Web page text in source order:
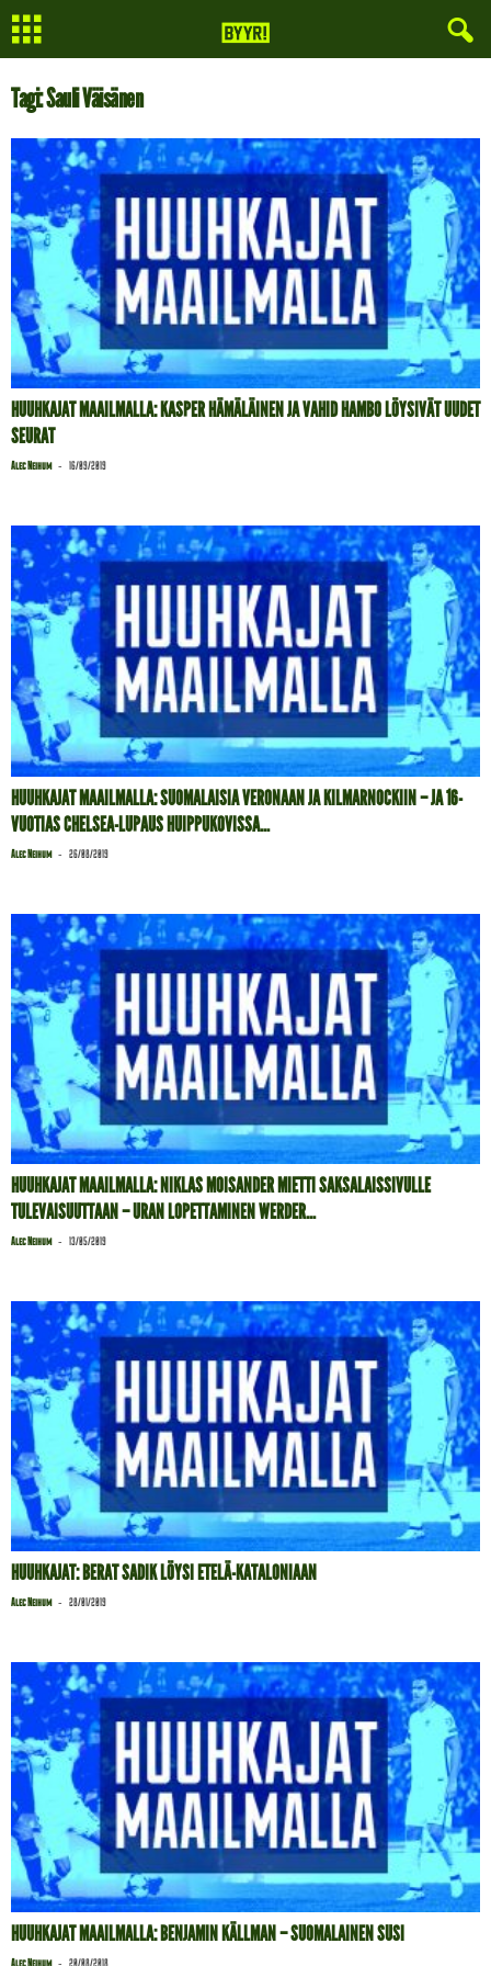
Tagi: Sauli Väisänen
HUUHKAJAT MAAILMALLA: KASPER HÄMÄLÄINEN JA VAHID HAMBO LÖYSIVÄT UUDET
SEURAT
Alec Neihum - 16/09/2019
HUUHKAJAT MAAILMALLA: SUOMALAISIA VERONAAN JA KILMARNOCKIIN – JA 16-
VUOTIAS CHELSEA-LUPAUS HUIPPUKOVISSA...
Alec Neihum - 26/08/2019
HUUHKAJAT MAAILMALLA: NIKLAS MOISANDER MIETTI SAKSALAISSIVULLE
TULEVAISUUTTAAN – URAN LOPETTAMINEN WERDER...
Alec Neihum - 13/05/2019
HUUHKAJAT: BERAT SADIK LÖYSI ETELÄ-KATALONIAAN
Alec Neihum - 28/01/2019
HUUHKAJAT MAAILMALLA: BENJAMIN KÄLLMAN – SUOMALAINEN SUSI
Alec Neihum - 20/08/2018